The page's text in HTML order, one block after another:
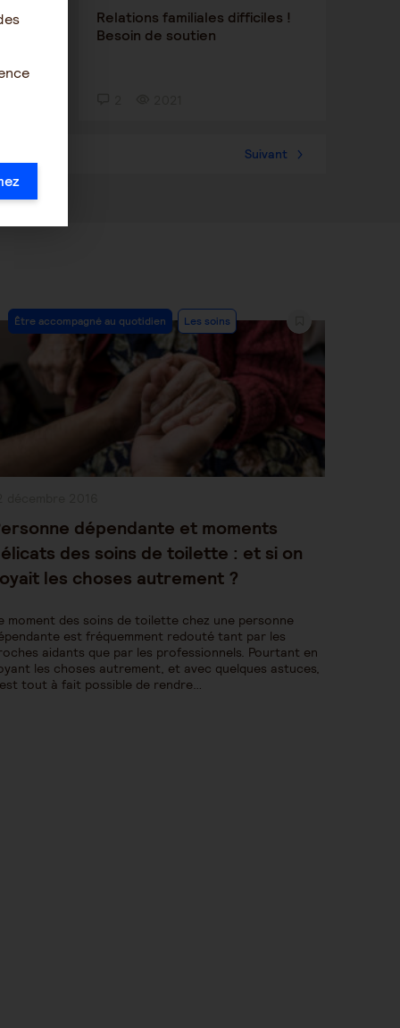
Relations familiales difficiles !
Besoin de soutien
Suivant
Post
Category:
Être accompagné au quotidien Les soins
dépendante et moments
des soins de toilette : et si on
les choses autrement ?
moment des soins de toilette chez une personne
est fréquemment redouté tant par les
aidants que par les professionnels. Pourtant en
les choses autrement, et avec quelques astuces,
tout à fait possible de rendre…